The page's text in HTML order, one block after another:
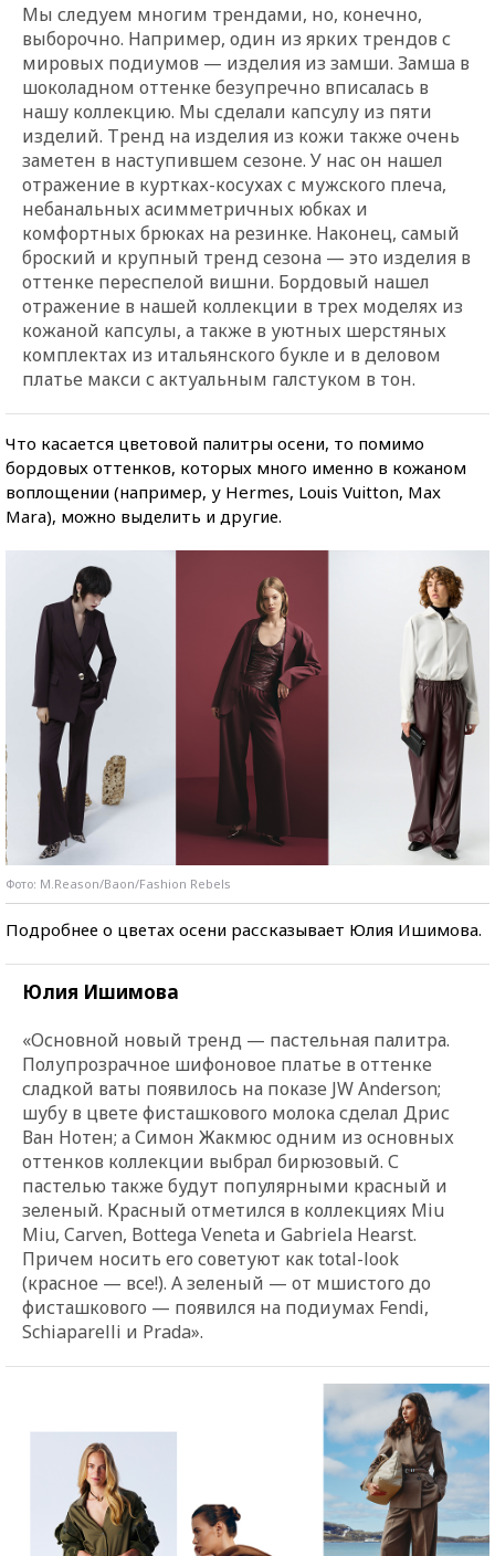
Мы следуем многим трендами, но, конечно,
выборочно. Например, один из ярких трендов с
мировых подиумов — изделия из замши. Замша в
шоколадном оттенке безупречно вписалась в
нашу коллекцию. Мы сделали капсулу из пяти
изделий. Тренд на изделия из кожи также очень
заметен в наступившем сезоне. У нас он нашел
отражение в куртках-косухах с мужского плеча,
небанальных асимметричных юбках и
комфортных брюках на резинке. Наконец, самый
броский и крупный тренд сезона — это изделия в
оттенке переспелой вишни. Бордовый нашел
отражение в нашей коллекции в трех моделях из
кожаной капсулы, а также в уютных шерстяных
комплектах из итальянского букле и в деловом
платье макси с актуальным галстуком в тон.
Что касается цветовой палитры осени, то помимо
бордовых оттенков, которых много именно в кожаном
воплощении (например, у Hermes, Louis Vuitton, Max
Mara), можно выделить и другие.
Фото: M.Reason/Baon/Fashion Rebels
Подробнее о цветах осени рассказывает Юлия Ишимова.
Юлия Ишимова
«Основной новый тренд — пастельная палитра.
Полупрозрачное шифоновое платье в оттенке
сладкой ваты появилось на показе JW Anderson;
шубу в цвете фисташкового молока сделал Дрис
Ван Нотен; а Симон Жакмюс одним из основных
оттенков коллекции выбрал бирюзовый. С
пастелью также будут популярными красный и
зеленый. Красный отметился в коллекциях Miu
Miu, Carven, Bottega Veneta и Gabriela Hearst.
Причем носить его советуют как total-look
(красное — все!). А зеленый — от мшистого до
фисташкового — появился на подиумах Fendi,
Schiaparelli и Prada».